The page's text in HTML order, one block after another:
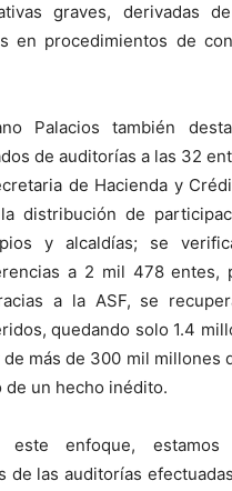
graves, derivadas
en procedimientos de
Palacios también
de auditorías a las 32
de Hacienda y
distribución de
y alcaldías; se
a 2 mil 478 entes,
a la ASF, se
quedando solo 1.4
de más de 300 mil millones
de un hecho inédito.
este enfoque, estamos
de las auditorías